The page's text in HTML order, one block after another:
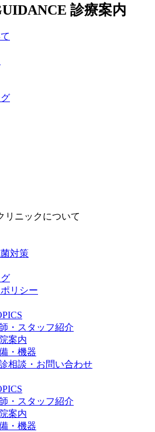
診療案内
リニックについて
対策
リシー
・スタッフ紹介
案内
・機器
相談・お問い合わせ
・スタッフ紹介
案内
・機器